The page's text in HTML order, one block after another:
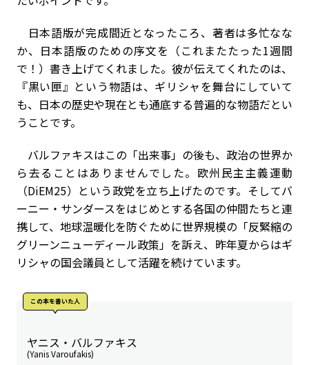
日本語版が完成間近となったころ、著者は多忙なな
か、日本語版のための序文を（これまたたった1週間
で！）書き上げてくれました。彼が伝えてくれたのは、
『黒い匣』という物語は、ギリシャを舞台にしていて
も、日本の歴史や現在とも通底する普遍的な物語だとい
うことです。
バルファキスはこの「出来事」の後も、政治の世界か
ら去ることはありませんでした。欧州民主主義運動
（DiEM25）という政党を立ち上げたのです。そしてバ
ーニー・サンダースをはじめとする各国の仲間たちと連
携して、地球温暖化を防ぐために世界規模の「反緊縮の
グリーンニューディール政策」を訴え、昨年夏からはギ
リシャの国会議員として活躍を続けています。
この本を書いた人
ヤニス・バルファキス
(Yanis Varoufakis)